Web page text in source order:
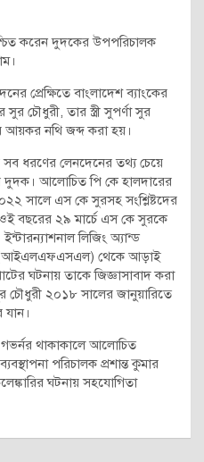
করেন দুদকের উপপরিচালক
প্রেক্ষিতে বাংলাদেশ ব্যাংকের
চৌধুরী, তার স্ত্রী সুপর্ণা সুর
আয়কর নথি জব্দ করা হয়।
ধরণের লেনদেনের তথ্য চেয়ে
দুদক। আলোচিত পি কে হালদারের
সালে এস কে সুরসহ সংশ্লিষ্টদের
বছরের ২৯ মার্চে এস কে সুরকে
লিজিং অ্যান্ড
(আইএলএফএসএল) থেকে আড়াই
ঘটনায় তাকে জিজ্ঞাসাবাদ করা
চৌধুরী ২০১৮ সালের জানুয়ারিতে
থাকাকালে আলোচিত
পরিচালক প্রশান্ত কুমার
ঘটনায় সহযোগিতা